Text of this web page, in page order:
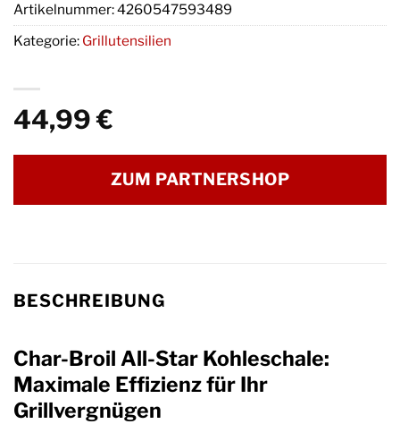
44,99€
ZUM PARTNERSHOP
Artikelnummer:4260547593489
Kategorie: Grillutensilien
BESCHREIBUNG
Char-Broil All-Star Kohleschale:
Maximale Effizienz für Ihr
Grillvergnügen